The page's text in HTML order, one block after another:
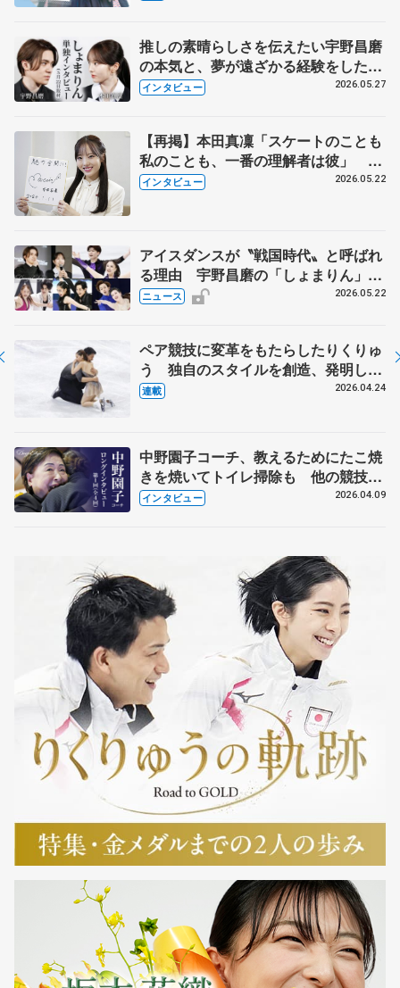
推しの素晴らしさを伝えたい宇野昌磨
の本気と、夢が遠ざかる経験をした本
田真凜の覚悟
インタビュー 2026.05.27
【再掲】本田真凜「スケートのことも
私のことも、一番の理解者は彼」 引
退時の単独インタビューで語った競技
インタビュー 2026.05.22
アイスダンスが〝戦国時代〟と呼ばれ
る理由 宇野昌磨の「しょまりん」ら
実力者が相次いで参戦 国内の競争激
ニュース 2026.05.22
ペア競技に変革をもたらしたりくりゅ
う 独自のスタイルを創造、発明した
【引退発表後②】
連載 2026.04.24
中野園子コーチ、教えるためにたこ焼
きを焼いてトイレ掃除も 他の競技に
も通用するという坂本花織の筋肉
インタビュー 2026.04.09